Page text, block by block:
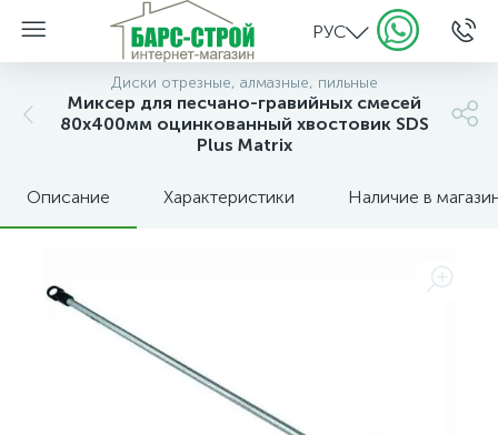
РУС
Диски отрезные, алмазные, пильные
Миксер для песчано-гравийных смесей
80х400мм оцинкованный хвостовик SDS
Plus Matrix
Описание Характеристики Наличие в